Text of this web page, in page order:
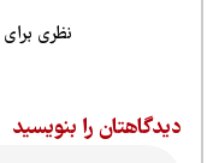
نظری برای
را بنویسید